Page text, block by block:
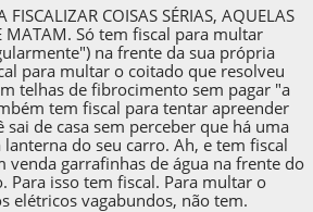
FISCALIZAR COISAS SÉRIAS, AQUELAS
MATAM. Só tem fiscal para multar
na frente da sua própria
para multar o coitado que resolveu
telhas de fibrocimento sem pagar "a
tem fiscal para tentar apreender
sai de casa sem perceber que há uma
do seu carro. Ah, e tem fiscal
venda garrafinhas de água na frente do
Para isso tem fiscal. Para multar o
elétricos vagabundos, não tem.